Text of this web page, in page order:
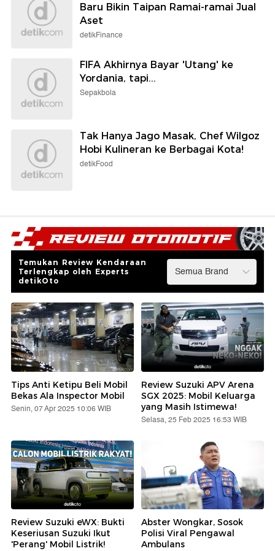
Baru Bikin Taipan Ramai-ramai Jual
Aset
detikFinance
FIFA Akhirnya Bayar 'Utang' ke
Yordania, tapi...
Sepakbola
Tak Hanya Jago Masak, Chef Wilgoz
Hobi Kulineran ke Berbagai Kota!
detikFood
Temukan Review Kendaraan
Terlengkap oleh Experts
detikOto
Tips Anti Ketipu Beli Mobil
Bekas Ala Inspector Mobil
Senin, 07 Apr 2025 10:06 WIB
Review Suzuki APV Arena
SGX 2025: Mobil Keluarga
yang Masih Istimewa!
Selasa, 25 Feb 2025 16:53 WIB
Review Suzuki eWX: Bukti
Keseriusan Suzuki Ikut
'Perang' Mobil Listrik!
Abster Wongkar, Sosok
Polisi Viral Pengawal
Ambulans